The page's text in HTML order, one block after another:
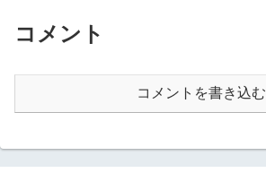
コメント
コメントを書き込む